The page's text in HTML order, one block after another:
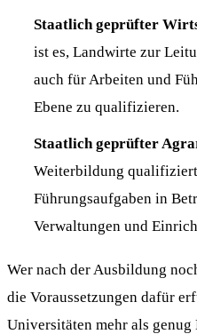
Staatlich geprüfter
ist es, Landwirte zur
auch für Arbeiten und
Ebene zu qualifizieren.
Staatlich geprüfter
Weiterbildung
Führungsaufgaben in
Verwaltungen und
Wer nach der Ausbildung
die Voraussetzungen dafür
Universitäten mehr als